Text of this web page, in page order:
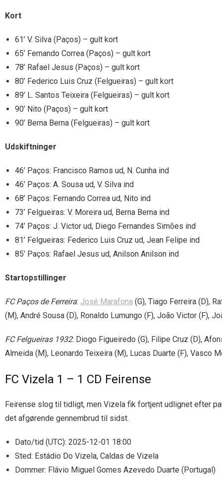
Kort
61’ V. Silva (Paços) – gult kort
65’ Fernando Correa (Paços) – gult kort
78’ Rafael Jesus (Paços) – gult kort
80’ Federico Luis Cruz (Felgueiras) – gult kort
89’ L. Santos Teixeira (Felgueiras) – gult kort
90’ Nito (Paços) – gult kort
90’ Berna Berna (Felgueiras) – gult kort
Udskiftninger
46’ Paços: Francisco Ramos ud, N. Cunha ind
46’ Paços: A. Sousa ud, V. Silva ind
68’ Paços: Fernando Correa ud, Nito ind
73’ Felgueiras: V. Moreira ud, Berna Berna ind
74’ Paços: J. Victor ud, Diego Fernandes Simões ind
81’ Felgueiras: Federico Luis Cruz ud, Jean Felipe ind
85’ Paços: Rafael Jesus ud, Anilson Anilson ind
Startopstillinger
FC Paços de Ferreira: José Marafona (G), Tiago Ferreira (D),
(M), André Sousa (D), Ronaldo Lumungo (F), João Victor (F),
FC Felgueiras 1932: Diogo Figueiredo (G), Filipe Cruz (D),
Almeida (M), Leonardo Teixeira (M), Lucas Duarte (F), Vasco
FC Vizela 1 – 1 CD Feirense
Feirense slog til tidligt, men Vizela fik fortjent udlignet efter
det afgørende gennembrud til sidst.
Dato/tid (UTC): 2025-12-01 18:00
Sted: Estádio Do Vizela, Caldas de Vizela
Dommer: Flávio Miguel Gomes Azevedo Duarte (Portugal)